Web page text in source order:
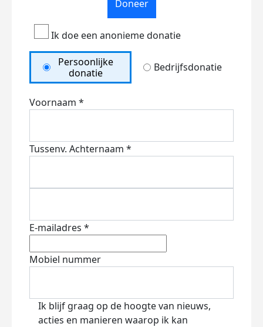
Doneer
Ik doe een anonieme donatie
Persoonlijke
donatie
Bedrijfsdonatie
Voornaam *
Tussenv. Achternaam *
E-mailadres *
Mobiel nummer
Ik blijf graag op de hoogte van nieuws,
acties en manieren waarop ik kan